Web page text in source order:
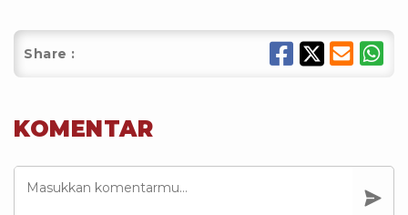
Share :
KOMENTAR